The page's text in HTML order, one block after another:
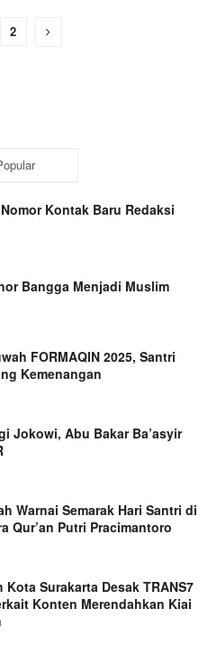
2
Kontak Baru Redaksi
Bangga Menjadi Muslim
FORMAQIN 2025, Santri
Kemenangan
Jokowi, Abu Bakar Ba’asyir
Warnai Semarak Hari Santri di
Qur’an Putri Pracimantoro
Kota Surakarta Desak TRANS7
Konten Merendahkan Kiai